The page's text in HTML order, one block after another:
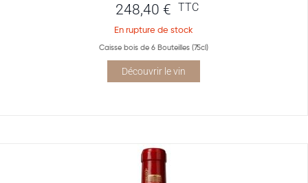
248,40 € TTC
En rupture de stock
Caisse bois de 6 Bouteilles (75cl)
Découvrir le vin